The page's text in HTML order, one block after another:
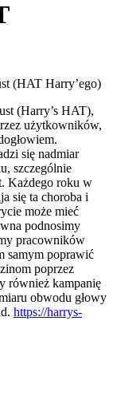
(HAT Harry’ego)
(Harry’s HAT),
użytkowników,
się nadmiar
szczególnie
Każdego roku w
się ta choroba i
może mieć
podnosimy
pracowników
samym poprawić
poprzez
również kampanię
obwodu głowy
https://harrys-